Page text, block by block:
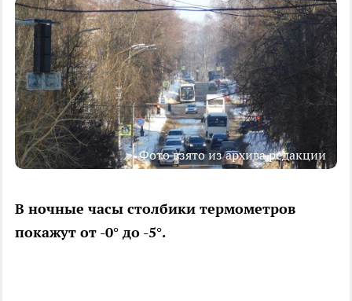
Фото взято из архива редакции
В ночные часы столбики термометров
покажут от -0° до -5°.